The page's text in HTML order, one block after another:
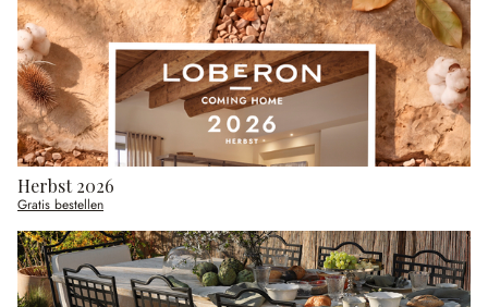
Herbst 2026
Gratis bestellen